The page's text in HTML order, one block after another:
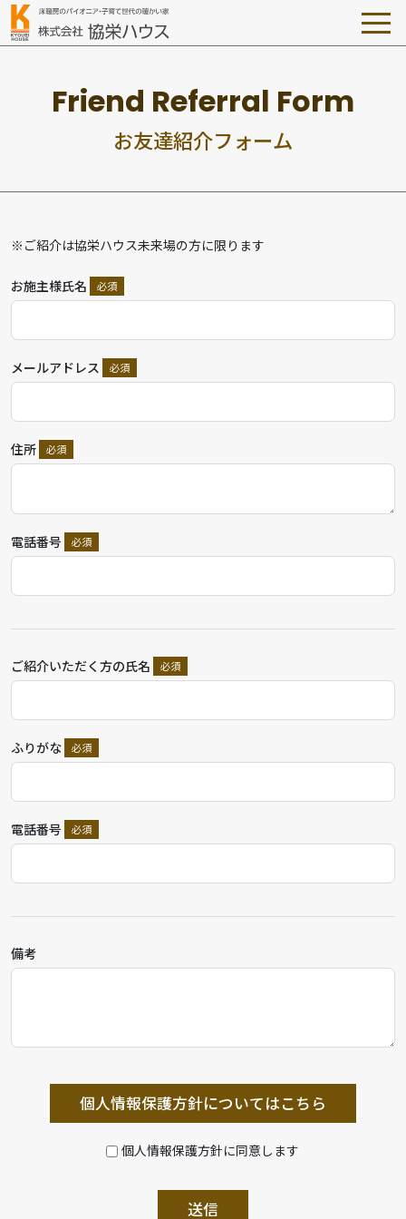
お友達紹介フォーム
※ご紹介は協栄ハウス未来場の方に限ります
お施主様氏名
メールアドレス
住所
電話番号
ご紹介いただく方の氏名
ふりがな
電話番号
備考
個人情報保護方針についてはこちら
個人情報保護方針に同意します
送信